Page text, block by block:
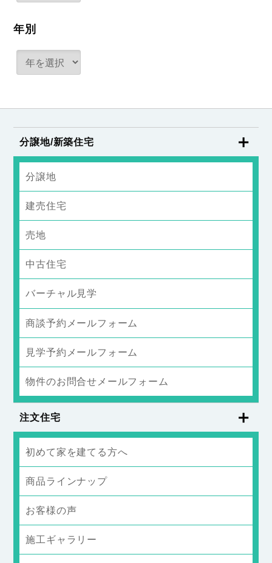
年別
分譲地/新築住宅
分譲地
建売住宅
売地
中古住宅
バーチャル見学
商談予約メールフォーム
見学予約メールフォーム
物件のお問合せメールフォーム
注文住宅
初めて家を建てる方へ
商品ラインナップ
お客様の声
施工ギャラリー